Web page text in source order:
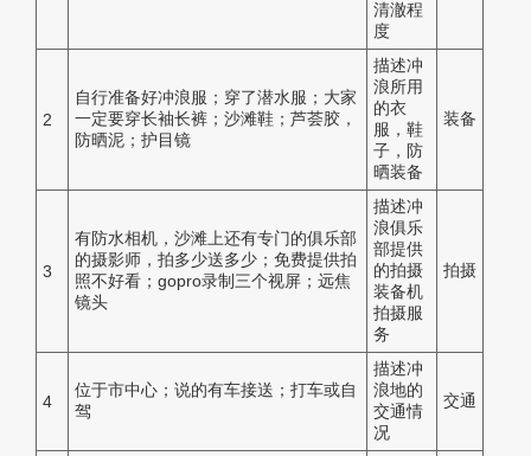
清澈程
度
2
自行准备好冲浪服；穿了潜水服；大家
一定要穿长袖长裤；沙滩鞋；芦荟胶，
防晒泥；护目镜
描述冲
浪所用
的衣
服，鞋
子，防
晒装备
装备
3
有防水相机，沙滩上还有专门的俱乐部
的摄影师，拍多少送多少；免费提供拍
照不好看；gopro录制三个视屏；远焦
镜头
描述冲
浪俱乐
部提供
的拍摄
装备机
拍摄服
务
拍摄
4
位于市中心；说的有车接送；打车或自
驾
描述冲
浪地的
交通情
况
交通